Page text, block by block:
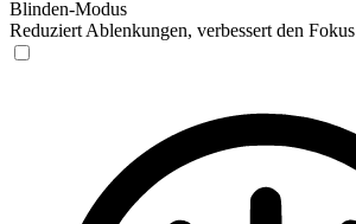
Blinden-Modus
Reduziert Ablenkungen, verbessert den Fokus